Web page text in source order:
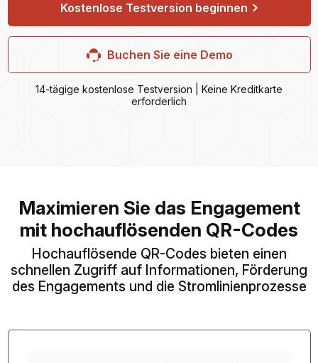
Kostenlose Testversion beginnen
Buchen Sie eine Demo
14-tägige kostenlose Testversion | Keine Kreditkarte
erforderlich
Maximieren Sie das Engagement
mit hochauflösenden QR-Codes
Hochauflösende QR-Codes bieten einen
schnellen Zugriff auf Informationen, Förderung
des Engagements und die Stromlinienprozesse